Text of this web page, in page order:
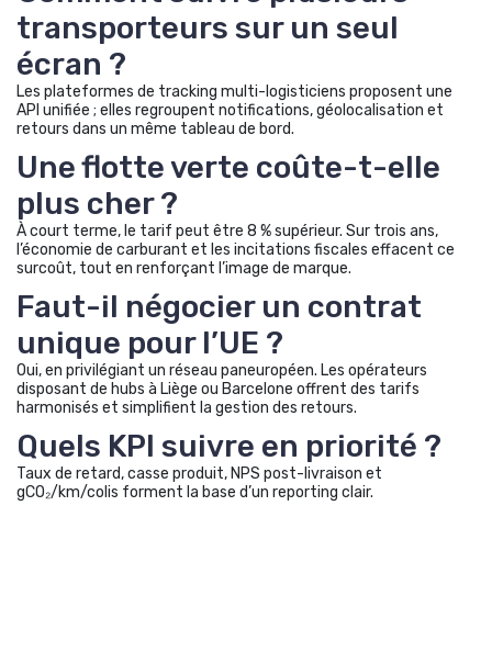
transporteurs sur un seul
écran ?
Les plateformes de tracking multi-logisticiens proposent une
API unifiée ; elles regroupent notifications, géolocalisation et
retours dans un même tableau de bord.
Une flotte verte coûte-t-elle
plus cher ?
À court terme, le tarif peut être 8 % supérieur. Sur trois ans,
l’économie de carburant et les incitations fiscales effacent ce
surcoût, tout en renforçant l’image de marque.
Faut-il négocier un contrat
unique pour l’UE ?
Oui, en privilégiant un réseau paneuropéen. Les opérateurs
disposant de hubs à Liège ou Barcelone offrent des tarifs
harmonisés et simplifient la gestion des retours.
Quels KPI suivre en priorité ?
Taux de retard, casse produit, NPS post-livraison et
gCO₂/km/colis forment la base d’un reporting clair.